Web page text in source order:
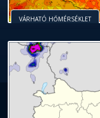
VÁRHATÓ HŐMÉRSÉKLET